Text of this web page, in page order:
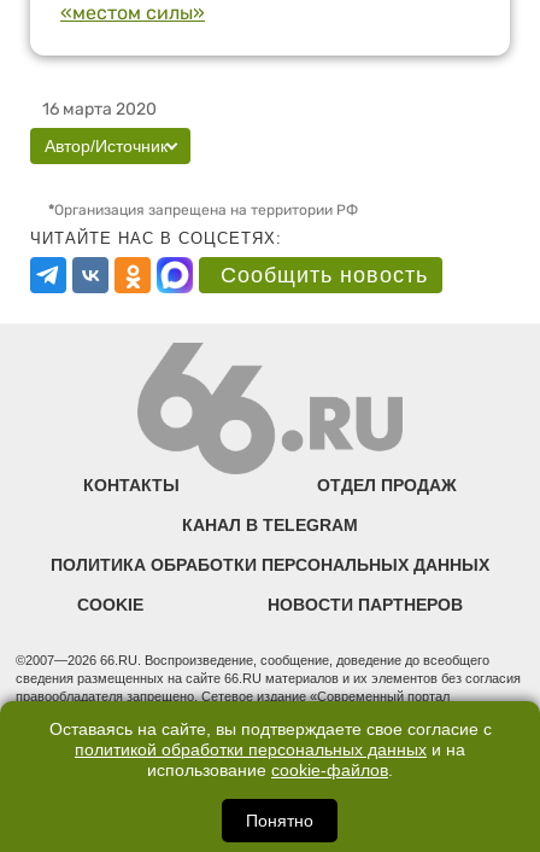
«местом силы»
16 марта 2020
Автор/Источник
*Организация запрещена на территории РФ
ЧИТАЙТЕ НАС В СОЦСЕТЯХ:
Сообщить новость
КОНТАКТЫ ОТДЕЛ ПРОДАЖ
КАНАЛ В TELEGRAM
ПОЛИТИКА ОБРАБОТКИ ПЕРСОНАЛЬНЫХ ДАННЫХ
COOKIE НОВОСТИ ПАРТНЕРОВ
©2007—2026 66.RU. Воспроизведение, сообщение, доведение до всеобщего
сведения размещенных на сайте 66.RU материалов и их элементов без согласия
правообладателя запрещено. Сетевое издание «Современный портал
надзору в сфере связи, информационных технологий и массовых коммуникаций
(Роскомнадзор). Регистрационный номер ЭЛ № ФС 77 - 76634 от 02.09.2019
Учредитель: Общество с ограниченной ответственностью "66.ру". Юридический
3, оф. 7015 Фактический адрес редакции и отдела продаж: 620014, Свердловская
обл., г. Екатеринбург, ул. Бориса Ельцина, д. 3, оф. 7015, +7 (343) 288-50-66
info@news.66.ru Главный редактор: Шлыков Дмитрий Владимирович
Оставаясь на сайте, вы подтверждаете свое согласие с
политикой обработки персональных данных и на
использование cookie-файлов.
Понятно